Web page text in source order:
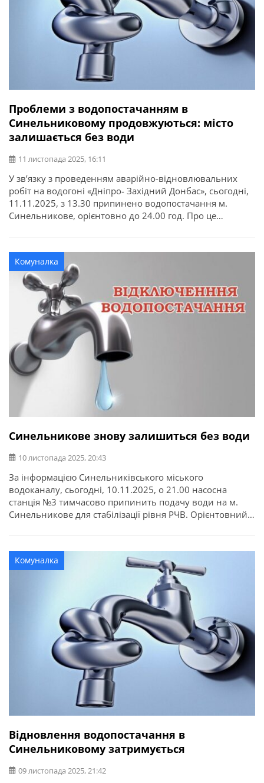
Проблеми з водопостачанням в
Синельниковому продовжуються: місто
залишається без води
11 листопада 2025, 16:11
У зв’язку з проведенням аварійно-відновлювальних
робіт на водогоні «Дніпро- Західний Донбас», сьогодні,
11.11.2025, з 13.30 припинено водопостачання м.
Синельникове, орієнтовно до 24.00 год. Про це
Комуналка
Синельникове знову залишиться без води
10 листопада 2025, 20:43
За інформацією Синельниківського міського
водоканалу, сьогодні, 10.11.2025, о 21.00 насосна
станція №3 тимчасово припинить подачу води на м.
Синельникове для стабілізації рівня РЧВ. Орієнтовний
год. Жителям Синельниківської міської територіальної
громади рекомендують зробити та завжди мати запас
води.
Комуналка
Відновлення водопостачання в
Синельниковому затримується
09 листопада 2025, 21:42